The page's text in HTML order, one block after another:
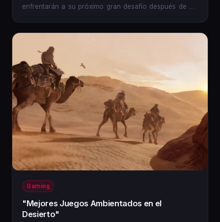
enfrentarán a su próximo gran desafío después de Al-
Gaming
"Mejores Juegos Ambientados en el
Desierto"